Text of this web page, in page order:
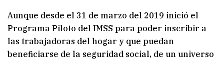
Aunque desde el 31 de marzo del 2019 inició el
Programa Piloto del IMSS para poder inscribir a
las trabajadoras del hogar y que puedan
beneficiarse de la seguridad social, de un universo